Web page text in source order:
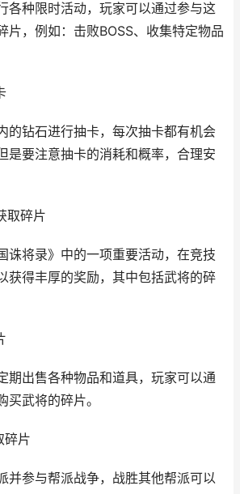
各种限时活动，玩家可以通过参与这
片，例如：击败BOSS、收集特定物品
的钻石进行抽卡，每次抽卡都有机会
是要注意抽卡的消耗和概率，合理安
取碎片
诛将录》中的一项重要活动，在竞技
获得丰厚的奖励，其中包括武将的碎
期出售各种物品和道具，玩家可以通
买武将的碎片。
碎片
并参与帮派战争，战胜其他帮派可以